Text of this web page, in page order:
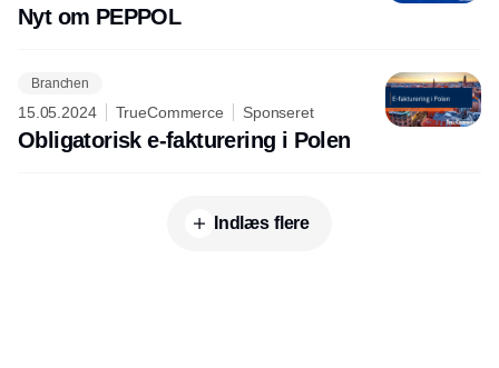
Nyt om PEPPOL
Branchen
15.05.2024 TrueCommerce Sponseret
Obligatorisk e-fakturering i Polen
Indlæs flere